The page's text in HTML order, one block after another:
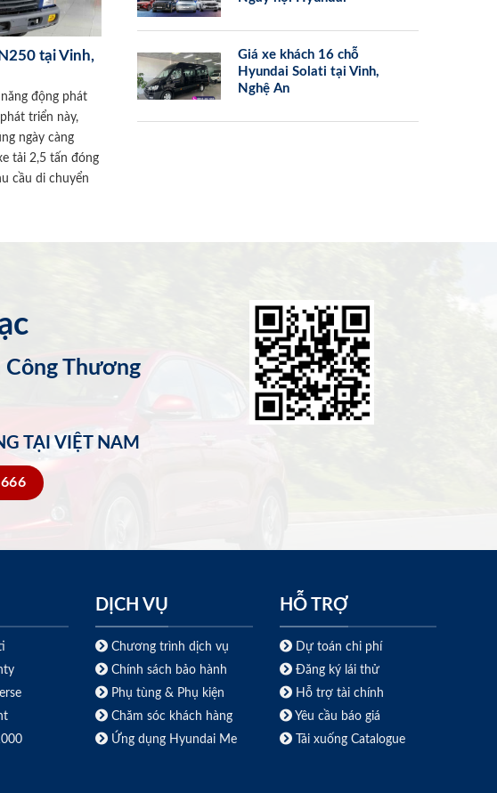
tại Vinh,
động phát
triển này,
ngày càng
tải 2,5 tấn đóng
cầu di chuyển
Giá xe khách 16 chỗ
Hyundai Solati tại Vinh,
Nghệ An
Công Thương
TẠI VIỆT NAM
DỊCH VỤ
Chương trình dịch vụ
Chính sách bảo hành
Phụ tùng & Phụ kiện
Chăm sóc khách hàng
Ứng dụng Hyundai Me
HỖ TRỢ
Dự toán chi phí
Đăng ký lái thử
Hỗ trợ tài chính
Yêu cầu báo giá
Tải xuống Catalogue